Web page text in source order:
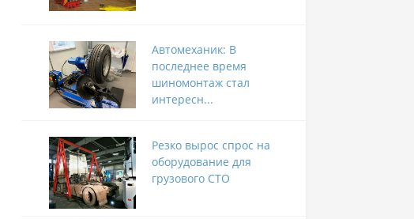
Автомеханик: В
последнее время
шиномонтаж стал
интересн...
Резко вырос спрос на
оборудование для
грузового СТО